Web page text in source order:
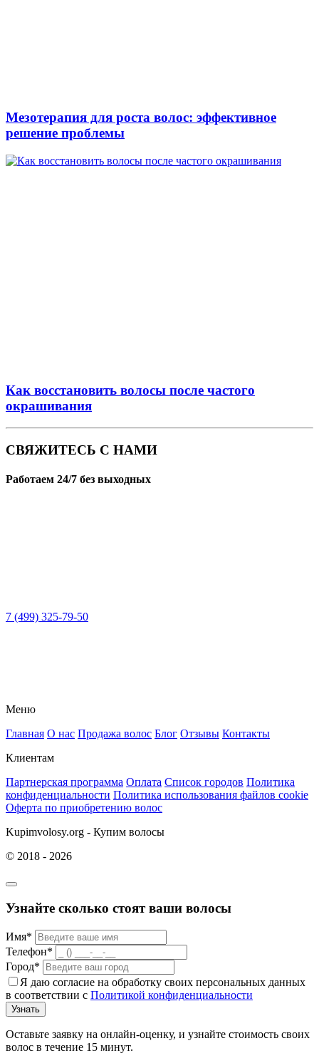
Мезотерапия для роста волос: эффективное
решение проблемы
Как восстановить волосы после частого
окрашивания
СВЯЖИТЕСЬ С НАМИ
Работаем 24/7 без выходных
7 (499) 325-79-50
Меню
Главная О нас Продажа волос Блог Отзывы Контакты
Клиентам
Партнерская программа Оплата Список городов Политика
конфиденциальности Политика использования файлов cookie
Оферта по приобретению волос
Kupimvolosy.org - Купим волосы
© 2018 - 2026
Узнайте сколько стоят ваши волосы
Имя*
Телефон*
Город*
Я даю согласие на обработку своих персональных данных
в соответствии с Политикой конфиденциальности
Узнать
Оставьте заявку на онлайн-оценку, и узнайте стоимость своих
волос в течение 15 минут.